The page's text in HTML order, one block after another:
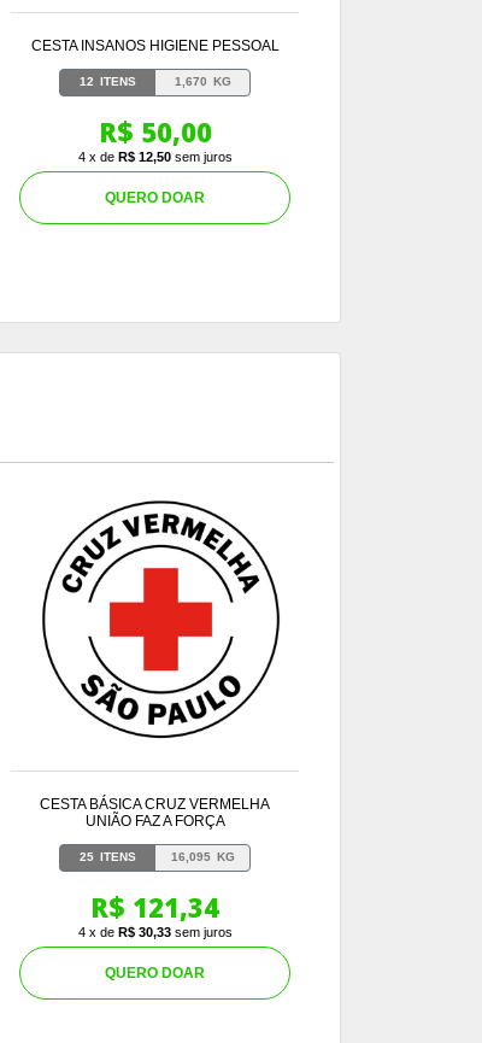
CESTA INSANOS HIGIENE PESSOAL
12 ITENS 1,670 KG
R$ 50,00
4 x de R$ 12,50sem juros
QUERO DOAR
CESTA BÁSICA CRUZ VERMELHA
UNIÃO FAZ A FORÇA
25 ITENS 16,095 KG
R$ 121,34
4 x de R$ 30,33sem juros
QUERO DOAR